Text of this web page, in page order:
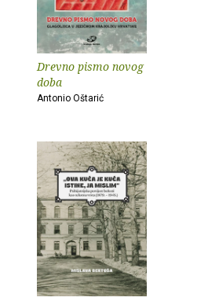
Drevno pismo novog
doba
Antonio Oštarić